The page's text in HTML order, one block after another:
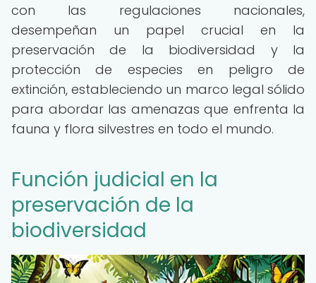
con las regulaciones nacionales,
desempeñan un papel crucial en la
preservación de la biodiversidad y la
protección de especies en peligro de
extinción, estableciendo un marco legal sólido
para abordar las amenazas que enfrenta la
fauna y flora silvestres en todo el mundo.
Función judicial en la
preservación de la
biodiversidad